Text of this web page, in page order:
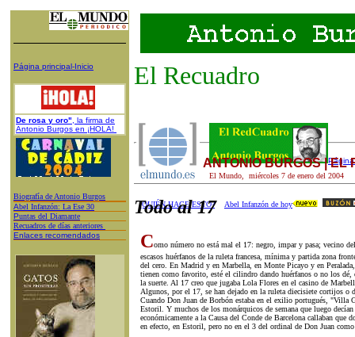
Página principal-Inicio
De rosa y oro" , la firma de
Antonio Burgos en ¡HOLA!
Biografía de Antonio Burgos
Abel Infanzón: La Ese 30
Puntas del Diamante
Recuadros de días anteriores
Enlaces recomendados
El Recuadro
El Mundo, miércoles 7 de enero del 2004
¿QUIÉN HACE ESTO? Abel Infanzón de hoy
ANTONIO BURGOS | EL
Todo al 17
Como número no está mal el 17: negro, impar y pasa; vecino
escasos huérfanos de la ruleta francesa, mínima y partida zona
del cero. En Madrid y en Marbella, en Monte Picayo y en
tienen como favorito, esté el cilindro dando huérfanos o no los dé,
la suerte. Al 17 creo que jugaba Lola Flores en el casino de
Algunos, por el 17, se han dejado en la ruleta diecisiete cortijos o
Cuando Don Juan de Borbón estaba en el exilio portugués, "Villa
Estoril. Y muchos de los monárquicos de semana que luego decían
económicamente a la Causa del Conde de Barcelona callaban que
en efecto, en Estoril, pero no en el 3 del ordinal de Don Juan